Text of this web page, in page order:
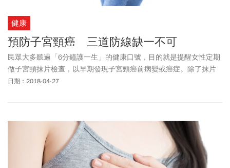
健康
預防子宮頸癌 三道防線缺一不可
民眾大多聽過「6分鐘護一生」的健康口號，目的就是提醒女性定期
做子宮頸抹片檢查，以早期發現子宮頸癌前病變或癌症。除了抹片
檢查，子宮頸癌疫苗、安全性行為也是重要防護措施。
日期：2018-04-27